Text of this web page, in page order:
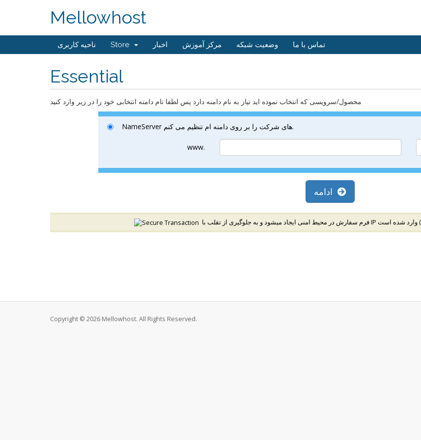
Mellowhost
ناحیه کاربری Store اخبار مرکز آموزش وضعیت شبکه تماس با ما
Essential
محصول/سرویسی که انتخاب نموده اید نیاز به نام دامنه دارد پس لطفا نام دامنه انتخابی خود را در زیر وارد کنید
NameServer های شرکت را بر روی دامنه ام تنظیم می کنم.
www.
Copyright © 2026 Mellowhost. All Rights Reserved.